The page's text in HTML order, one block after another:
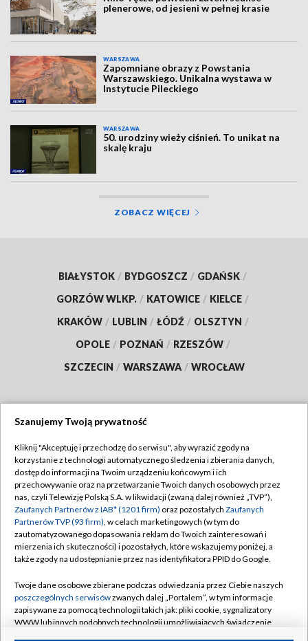
plenerowe, od jesieni w pełnej krasie
WARSZAWA
Zapomniane obrazy z Powstania
Warszawskiego. Unikalna wystawa w
Instytucie Pileckiego
WARSZAWA
50. urodziny wieży ciśnień. To unikat na
skalę kraju
ZOBACZ WIĘCEJ
BIAŁYSTOK / BYDGOSZCZ / GDAŃSK /
GORZÓW WLKP. / KATOWICE / KIELCE /
KRAKÓW / LUBLIN / ŁÓDŹ / OLSZTYN /
OPOLE / POZNAŃ / RZESZÓW /
SZCZECIN / WARSZAWA / WROCŁAW
TVP
Abonament TVP
Emisja w TVP
Centrum informacji TVP
Naziemna Telewizja Cyfrowa
Rada Programowa
System NOS
Regulamin TVP
Polityka prywatności
Moje zgody
Pomoc
Kontakt
Szanujemy Twoją prywatność
Kliknij "Akceptuję i przechodzę do serwisu", aby wyrazić zgody na
korzystanie z technologii automatycznego śledzenia i zbierania danych,
dostęp do informacji na Twoim urządzeniu końcowym i ich
przechowywanie oraz na przetwarzanie Twoich danych osobowych przez
nas, czyli Telewizję Polską S.A. w likwidacji (zwaną dalej również „TVP”),
Zaufanych Partnerów z IAB* (1201 firm) oraz pozostałych Zaufanych
Partnerów TVP (93 firm), w celach marketingowych (w tym do
zautomatyzowanego dopasowania reklam do Twoich zainteresowań i
mierzenia ich skuteczności) i pozostałych, które wskazujemy poniżej, a
także zgody na udostępnianie przez nas identyfikatora PPID do Google.
Twoje dane osobowe zbierane podczas odwiedzania przez Ciebie naszych
poszczególnych serwisówzwanych dalej „Portalem”, w tym informacje
zapisywane za pomocą technologii takich jak: pliki cookie, sygnalizatory
WWW lub innych podobnych technologii umożliwiających świadczenie